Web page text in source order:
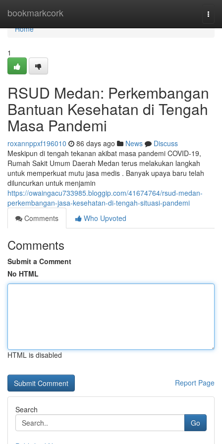
bookmarkcork
Home
Home
1
RSUD Medan: Perkembangan
Bantuan Kesehatan di Tengah
Masa Pandemi
roxannppxf196010 86 days ago News
Discuss
Meskipun di tengah tekanan akibat masa pandemi COVID-19,
Rumah Sakit Umum Daerah Medan terus melakukan langkah
untuk memperkuat mutu jasa medis . Banyak upaya baru telah
diluncurkan untuk menjamin
https://owaingacu733985.bloggip.com/41674764/rsud-medan-
perkembangan-jasa-kesehatan-di-tengah-situasi-pandemi
Comments
Who Upvoted
Comments
Submit a Comment
No HTML
HTML is disabled
Report Page
Search
Go